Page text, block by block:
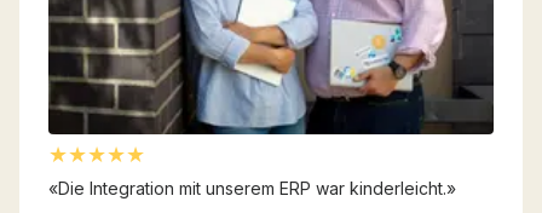
★★★★★
«Die Integration mit unserem ERP war kinderleicht.»